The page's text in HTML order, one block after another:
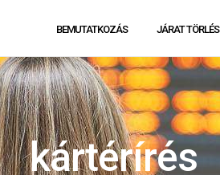
BEMUTATKOZÁS JÁRAT TÖRLÉS
kártérírés